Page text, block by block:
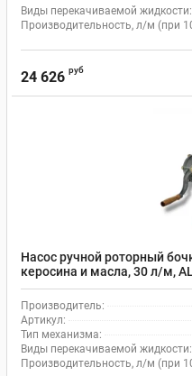
Виды перекачиваемой жидкости:
Производительность, л/м (при
24 626 руб
Насос ручной роторный
керосина и масла, 30 л/м,
Производитель:
Артикул:
Тип механизма:
Виды перекачиваемой жидкости:
Производительность, л/м (при